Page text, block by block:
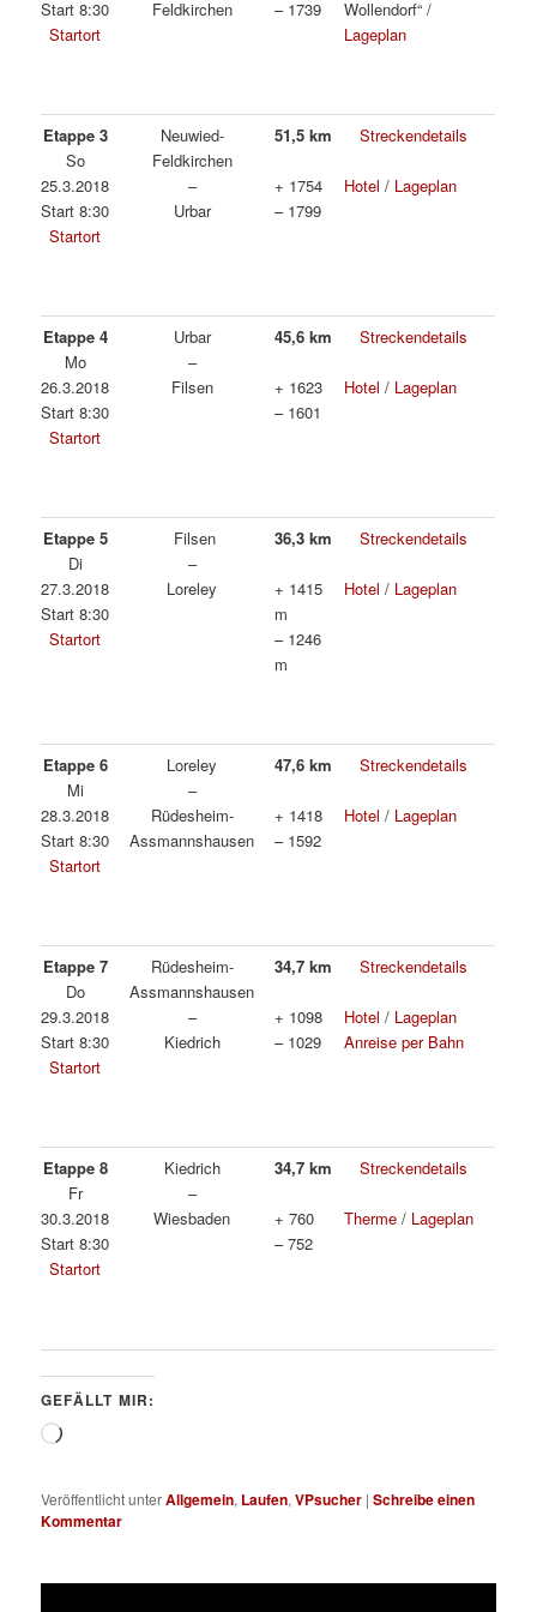
Start 8:30
Startort
Feldkirchen – 1739
Wollendorf“ /
Lageplan
Etappe 3
So
25.3.2018
Start 8:30
Startort
Neuwied-
Feldkirchen
–
Urbar
51,5 km
+ 1754
– 1799
Streckendetails
Hotel / Lageplan
Etappe 4
Mo
26.3.2018
Start 8:30
Startort
Urbar
–
Filsen
45,6 km
+ 1623
– 1601
Streckendetails
Hotel / Lageplan
Etappe 5
Di
27.3.2018
Start 8:30
Startort
Filsen
–
Loreley
36,3 km
+ 1415
m
– 1246
m
Streckendetails
Hotel / Lageplan
Etappe 6
Mi
28.3.2018
Start 8:30
Startort
Loreley
–
Rüdesheim-
Assmannshausen
47,6 km
+ 1418
– 1592
Streckendetails
Hotel / Lageplan
Etappe 7
Do
29.3.2018
Start 8:30
Startort
Rüdesheim-
Assmannshausen
–
Kiedrich
34,7 km
+ 1098
– 1029
Streckendetails
Hotel / Lageplan
Anreise per Bahn
Etappe 8
Fr
30.3.2018
Start 8:30
Startort
Kiedrich
–
Wiesbaden
34,7 km
+ 760
– 752
Streckendetails
Therme / Lageplan
GEFÄLLT MIR:
Wird
Veröffentlicht unterAllgemein, Laufen,VPsucher |Schreibe einen
Kommentar